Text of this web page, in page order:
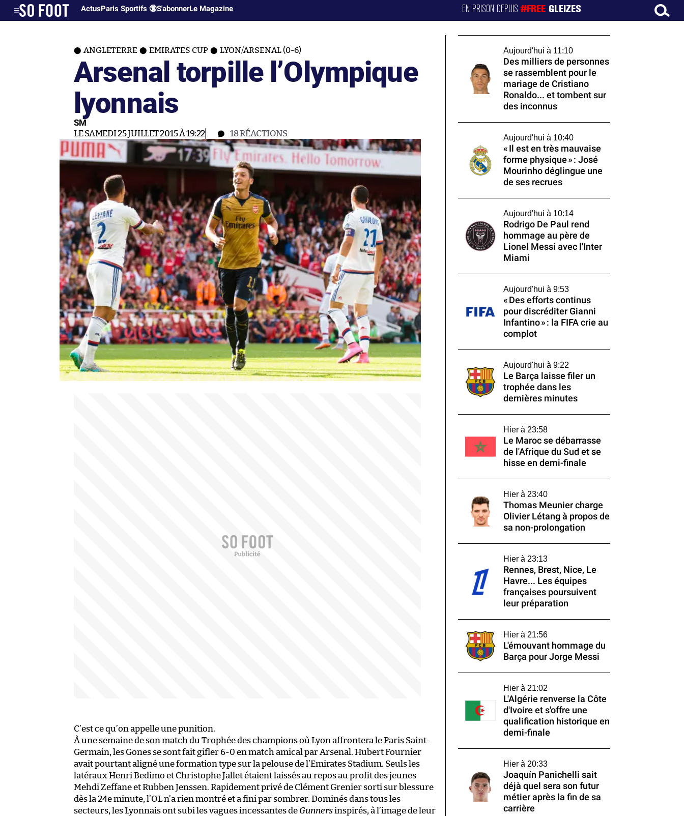
ActusParis Sportifs 🔞S'abonnerLe Magazine EN PRISON DEPUIS#FREE GLEIZES
ANGLETERRE EMIRATES CUP LYON/ARSENAL (0-6)
Arsenal torpille l’Olympique
lyonnais
SM
LE SAMEDI 25 JUILLET 2015 À 19:22 18RÉACTIONS
C’est ce qu’on appelle une punition.
À une semaine de son match du Trophée des champions où Lyon affrontera le Paris Saint-
Germain, les Gones se sont fait gifler 6-0 en match amical par Arsenal. Hubert Fournier
avait pourtant aligné une formation type sur la pelouse de l’Emirates Stadium. Seuls les
latéraux Henri Bedimo et Christophe Jallet étaient laissés au repos au profit des jeunes
Mehdi Zeffane et Rubben Jenssen. Rapidement privé de Clément Grenier sorti sur blessure
dès la 24e minute, l’OL n’a rien montré et a fini par sombrer. Dominés dans tous les
secteurs, les Lyonnais ont subi les vagues incessantes de Gunnersinspirés, à l’image de leur
Aujourd'hui à 11:10
Des milliers de personnes
se rassemblent pour le
mariage de Cristiano
Ronaldo... et tombent sur
des inconnus
Aujourd'hui à 10:40
« Il est en très mauvaise
forme physique » : José
Mourinho déglingue une
de ses recrues
Aujourd'hui à 10:14
Rodrigo De Paul rend
hommage au père de
Lionel Messi avec l'Inter
Miami
Aujourd'hui à 9:53
« Des efforts continus
pour discréditer Gianni
Infantino » : la FIFA crie au
complot
Aujourd'hui à 9:22
Le Barça laisse filer un
trophée dans les
dernières minutes
Hier à 23:58
Le Maroc se débarrasse
de l'Afrique du Sud et se
hisse en demi-finale
Hier à 23:40
Thomas Meunier charge
Olivier Létang à propos de
sa non-prolongation
Hier à 23:13
Rennes, Brest, Nice, Le
Havre... Les équipes
françaises poursuivent
leur préparation
Hier à 21:56
L'émouvant hommage du
Barça pour Jorge Messi
Hier à 21:02
L'Algérie renverse la Côte
d'Ivoire et s'offre une
qualification historique en
demi-finale
Hier à 20:33
Joaquín Panichelli sait
déjà quel sera son futur
métier après la fin de sa
carrière